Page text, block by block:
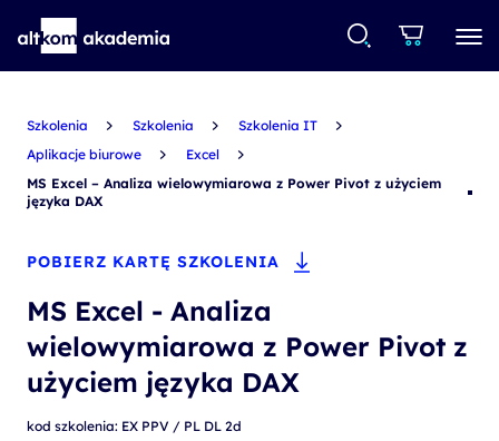
Szkolenia Szkolenia
Szkolenia IT
Aplikacje biurowe
Excel
MS Excel – Analiza wielowymiarowa z Power Pivot z użyciem
języka DAX
POBIERZ KARTĘ SZKOLENIA
MS Excel - Analiza
wielowymiarowa z Power Pivot z
użyciem języka DAX
kod szkolenia: EX PPV / PL DL 2d